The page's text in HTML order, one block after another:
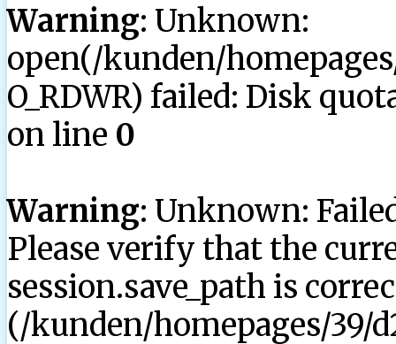
Warning: Unknown:
open(/kunden/
O_RDWR) failed: Disk
on line 0
Warning: Unknown:
Please verify that the
session.save_path is
(/kunden/homepages/39/